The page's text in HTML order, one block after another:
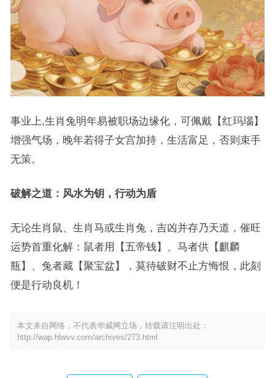
事业上,生肖兔明年易被职场边缘化，可佩戴【红玛瑙】
增强气场，晚年若得子女宫加持，生活富足，否则束手
无策。
破解之道：风水为钥，行动为盾
无论生肖鼠、生肖马或生肖兔，吉凶并存乃天道，催旺
运势首重化解：鼠者用【五帝钱】、马者供【麒麟
瓶】、兔者藏【聚宝盆】，莫待破财不止方悔恨，此刻
便是行动良机！
本文来自网络，不代表华威网立场，转载请注明出处：
http://wap.hlwvv.com/archives/273.html